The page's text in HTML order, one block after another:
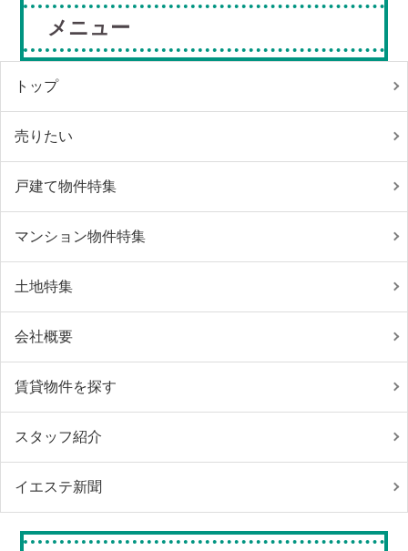
メニュー
トップ
売りたい
戸建て物件特集
マンション物件特集
土地特集
会社概要
賃貸物件を探す
スタッフ紹介
イエステ新聞